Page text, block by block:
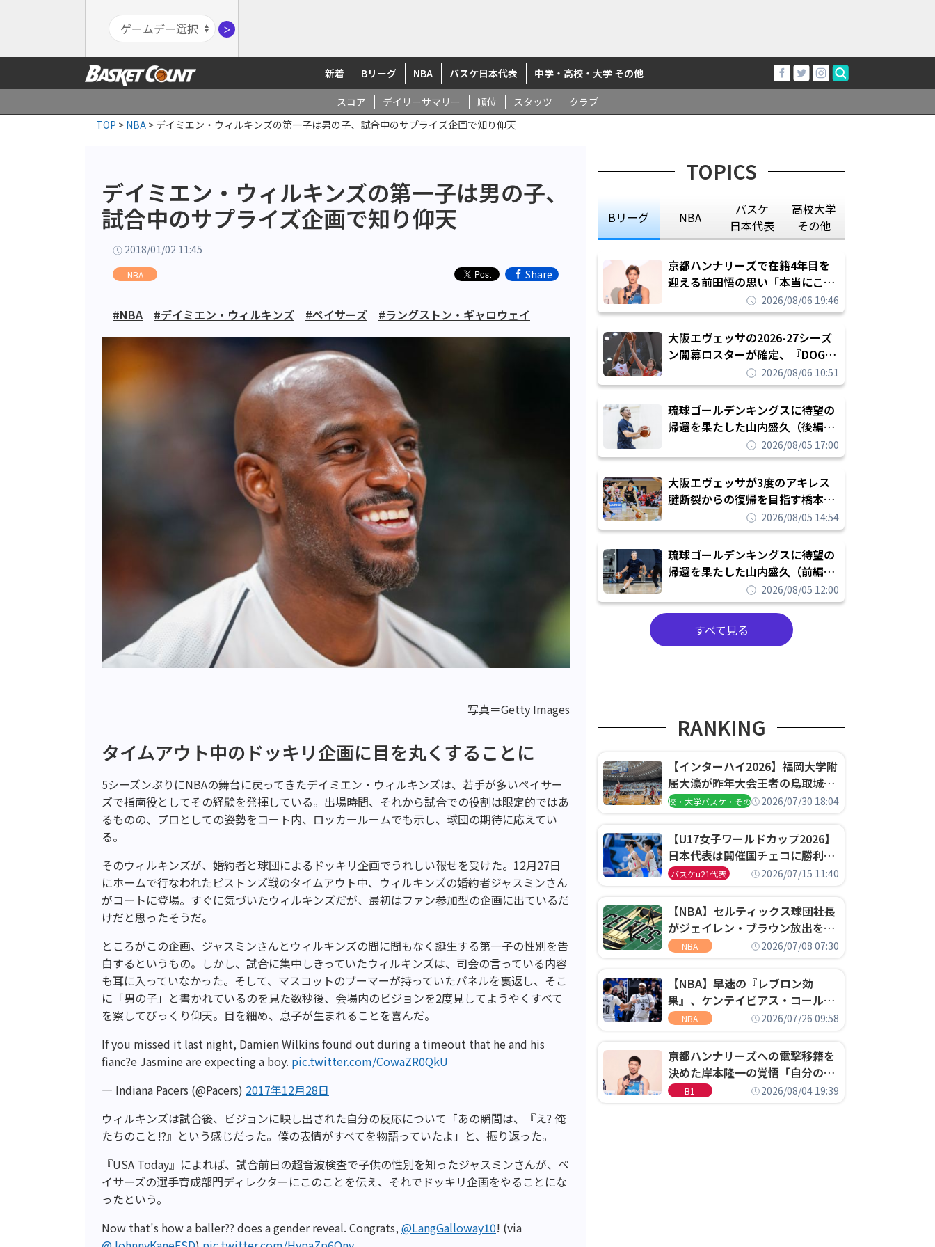
＞
新着 Bリーグ NBA バスケ日本代表 中学・高校・大学 その他
スコア デイリーサマリー 順位 スタッツ
クラブ
TOP > NBA > デイミエン・ウィルキンズの第一子は男の子、試合中のサプライズ企画で知り仰天
デイミエン・ウィルキンズの第一子は男の子、
試合中のサプライズ企画で知り仰天
2018/01/02 11:45
NBA Share
#NBA #デイミエン・ウィルキンズ #ペイサーズ #ラングストン・ギャロウェイ
写真＝Getty Images
タイムアウト中のドッキリ企画に目を丸くすることに
5シーズンぶりにNBAの舞台に戻ってきたデイミエン・ウィルキンズは、若手が多いペイサー
ズで指南役としてその経験を発揮している。出場時間、それから試合での役割は限定的ではあ
るものの、プロとしての姿勢をコート内、ロッカールームでも示し、球団の期待に応えてい
る。
そのウィルキンズが、婚約者と球団によるドッキリ企画でうれしい報せを受けた。12月27日
にホームで行なわれたピストンズ戦のタイムアウト中、ウィルキンズの婚約者ジャスミンさん
がコートに登場。すぐに気づいたウィルキンズだが、最初はファン参加型の企画に出ているだ
けだと思ったそうだ。
ところがこの企画、ジャスミンさんとウィルキンズの間に間もなく誕生する第一子の性別を告
白するというもの。しかし、試合に集中しきっていたウィルキンズは、司会の言っている内容
も耳に入っていなかった。そして、マスコットのブーマーが持っていたパネルを裏返し、そこ
に「男の子」と書かれているのを見た数秒後、会場内のビジョンを2度見してようやくすべて
を察してびっくり仰天。目を細め、息子が生まれることを喜んだ。
If you missed it last night, Damien Wilkins found out during a timeout that he and his
fianc?e Jasmine are expecting a boy. pic.twitter.com/CowaZR0QkU
— Indiana Pacers (@Pacers) 2017年12月28日
ウィルキンズは試合後、ビジョンに映し出された自分の反応について「あの瞬間は、『え? 俺
たちのこと!?』という感じだった。僕の表情がすべてを物語っていたよ」と、振り返った。
『USA Today』によれば、試合前日の超音波検査で子供の性別を知ったジャスミンさんが、ペ
イサーズの選手育成部門ディレクターにこのことを伝え、それでドッキリ企画をやることにな
ったという。
Now that's how a baller?? does a gender reveal. Congrats,@LangGalloway10! (via
TOPICS
Bリーグ NBA
バスケ
日本代表
高校大学
その他
京都ハンナリーズで在籍4年目を
迎える前田悟の思い「本当にこの
チームで勝ちたい、負けたまま舐
められたまま終わりたくない」
2026/08/06 19:46
大阪エヴェッサの2026-27シーズ
ン開幕ロスターが確定、『DOG
FIGHT』のチームカルチャーを推
し進めて結果を求めるシーズンへ
2026/08/06 10:51
琉球ゴールデンキングスに待望の
帰還を果たした山内盛久（後編）
「1人のウチナーンチュとしてみ
んなが誇りに思えるチームにして
いく」
2026/08/05 17:00
大阪エヴェッサが3度のアキレス
腱断裂からの復帰を目指す橋本拓
哉と契約を締結「もう一度コート
に立ちたい」
2026/08/05 14:54
琉球ゴールデンキングスに待望の
帰還を果たした山内盛久（前編）
「キングスが積み上げてきたもの
を次の世代に繋いでいくのがやり
甲斐」
2026/08/05 12:00
すべて見る
RANKING
【インターハイ2026】福岡大学附
属大濠が昨年大会王者の鳥取城北
を撃破、大阪薫英女学院は岐阜女
高校・大学バスケ・その他2026/07/30 18:04
【U17女子ワールドカップ2026】
日本代表は開催国チェコに勝利し
て予選グループ3連勝で首位通
決定
バスケu21代表 2026/07/15 11:40
【NBA】セルティックス球団社長
がジェイレン・ブラウン放出を説
明「キャップの70％が2人の選手
NBA 2026/07/08 07:30
【NBA】早速の『レブロン効
果』、ケンテイビアス・コールド
ウェル・ポープがセブンティシク
NBA 2026/07/26 09:58
京都ハンナリーズへの電撃移籍を
決めた岸本隆一の覚悟「自分のエ
ゴというちっぽけなことのため
B1 2026/08/04 19:39